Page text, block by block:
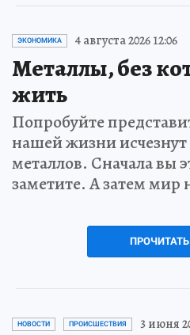
ЭКОНОМИКА 4 августа 2026 12:06
Металлы, без
жить
Попробуйте
нашей жизни исчезнут
металлов. Сначала вы
заметите. А затем мир
ПРОЧИТАТЬ
НОВОСТИ ПРОИСШЕСТВИЯ 3 июня